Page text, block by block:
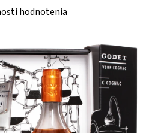
hodnotenia